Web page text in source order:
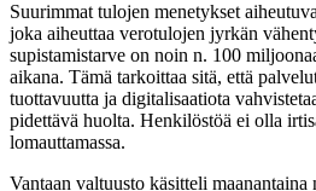
Suurimmat tulojen menetykset
joka aiheuttaa verotulojen jyrkän
supistamistarve on noin n. 100
aikana. Tämä tarkoittaa sitä, että
tuottavuutta ja digitalisaatiota
pidettävä huolta. Henkilöstöä ei olla
lomauttamassa.
Vantaan valtuusto käsitteli maanantaina